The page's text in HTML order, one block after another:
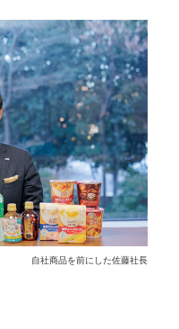
自社商品を前にした佐藤社長